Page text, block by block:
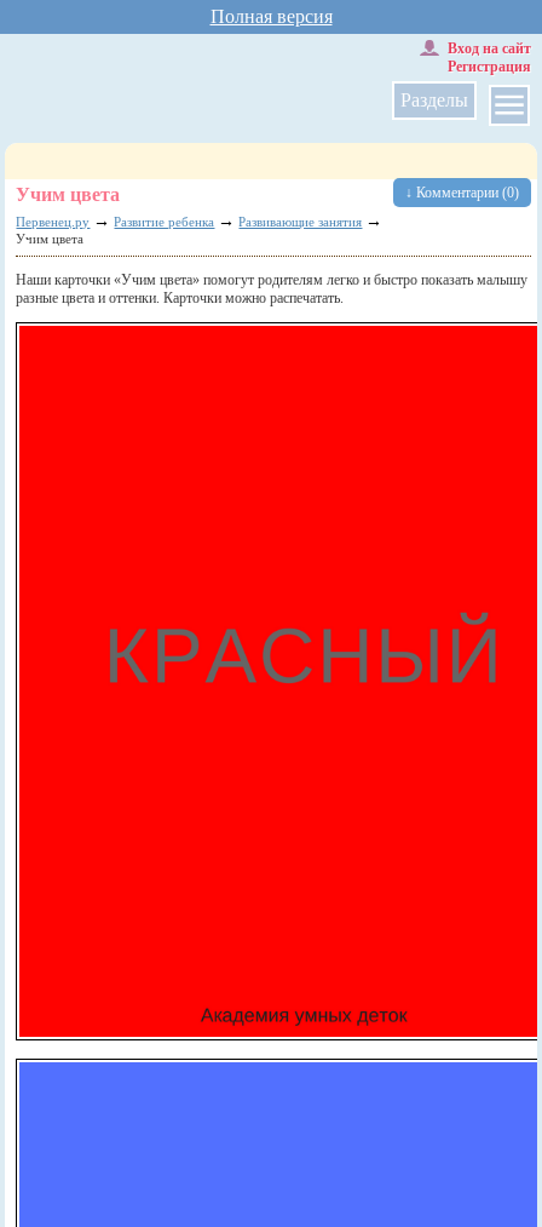
Полная версия
Разделы
Вход на сайт
Регистрация
↓ Комментарии (0)
Учим цвета
Первенец.ру → Развитие ребенка → Развивающие занятия →
Учим цвета
Наши карточки «Учим цвета» помогут родителям легко и быстро показать малышу
разные цвета и оттенки. Карточки можно распечатать.